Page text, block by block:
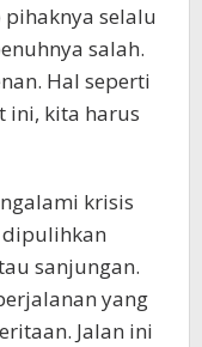
selalu
salah.
Hal seperti
ini, kita harus
krisis
dipulihkan
sanjungan.
yang
Jalan ini